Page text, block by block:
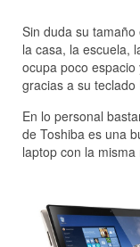
Sin duda su
la casa, la escuela,
ocupa poco
gracias a su
En lo personal
de Toshiba es una
laptop con la